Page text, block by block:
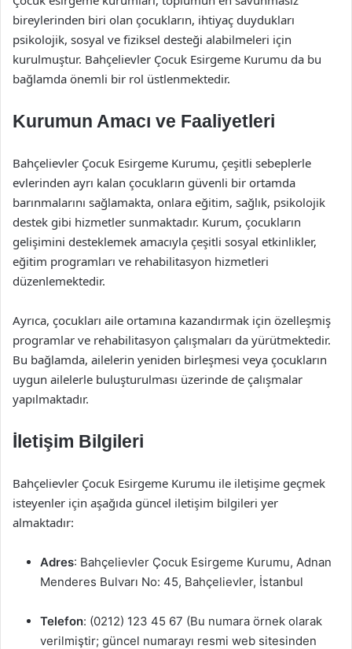
bireylerinden biri olan çocukların, ihtiyaç duydukları
psikolojik, sosyal ve fiziksel desteği alabilmeleri için
kurulmuştur. Bahçelievler Çocuk Esirgeme Kurumu da bu
bağlamda önemli bir rol üstlenmektedir.
Kurumun Amacı ve Faaliyetleri
Bahçelievler Çocuk Esirgeme Kurumu, çeşitli sebeplerle
evlerinden ayrı kalan çocukların güvenli bir ortamda
barınmalarını sağlamakta, onlara eğitim, sağlık, psikolojik
destek gibi hizmetler sunmaktadır. Kurum, çocukların
gelişimini desteklemek amacıyla çeşitli sosyal etkinlikler,
eğitim programları ve rehabilitasyon hizmetleri
düzenlemektedir.
Ayrıca, çocukları aile ortamına kazandırmak için özelleşmiş
programlar ve rehabilitasyon çalışmaları da yürütmektedir.
Bu bağlamda, ailelerin yeniden birleşmesi veya çocukların
uygun ailelerle buluşturulması üzerinde de çalışmalar
yapılmaktadır.
İletişim Bilgileri
Bahçelievler Çocuk Esirgeme Kurumu ile iletişime geçmek
isteyenler için aşağıda güncel iletişim bilgileri yer
almaktadır:
Adres: Bahçelievler Çocuk Esirgeme Kurumu, Adnan
Menderes Bulvarı No: 45, Bahçelievler, İstanbul
Telefon: (0212) 123 45 67 (Bu numara örnek olarak
verilmiştir; güncel numarayı resmi web sitesinden